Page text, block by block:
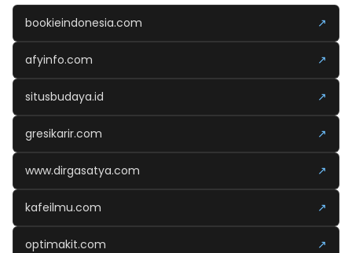
bookieindonesia.com ↗
afyinfo.com ↗
situsbudaya.id ↗
gresikarir.com ↗
www.dirgasatya.com ↗
kafeilmu.com ↗
optimakit.com ↗